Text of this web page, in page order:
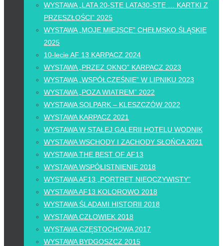
WYSTAWA „LATA 20-STE LATA30-STE … KARTKI Z
PRZESZŁOŚCI” 2025
WYSTAWA „MOJE MIEJSCE” CHEŁMSKO ŚLĄSKIE
2025
10-lecie AF 13 KARPACZ 2024
WYSTAWA „PRZEZ OKNO” KARPACZ 2023
WYSTAWA „WSPÓŁCZEŚNIE” W LIPNIKU 2023
WYSTAWA „POZA WIATREM” 2022
WYSTAWA SOLPARK – KLESZCZÓW 2022
WYSTAWA KARPACZ 2021
WYSTAWA W STAŁEJ GALERII HOTELU WODNIK
WYSTAWA WSCHODY I ZACHODY SŁOŃCA 2021
WYSTAWA THE BEST OF AF13
WYSTAWA WSPÓŁISTNIENIE 2018
WYSTAWA AF13 „PORTRET NIEOCZYWISTY”
WYSTAWA AF13 KOLOROWO 2018
WYSTAWA ŚLADAMI HISTORII 2018
WYSTAWA CZŁOWIEK 2018
WYSTAWA CZĘSTOCHOWA 2017
WYSTAWA BYDGOSZCZ 2015